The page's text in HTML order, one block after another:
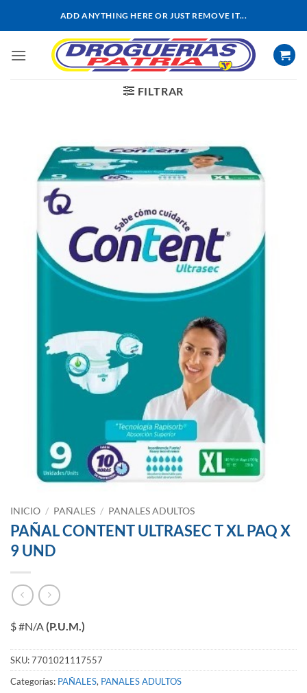
ADD ANYTHING HERE OR JUST REMOVE IT...
FILTRAR
INICIO / PAÑALES / PANALES ADULTOS
PAÑAL CONTENT ULTRASEC T XL PAQ X
9 UND
$ #N/A(P.U.M.)
SKU:7701021117557
Categorías: PAÑALES, PANALES ADULTOS